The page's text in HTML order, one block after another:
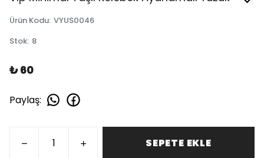
Ürün Kodu: VYUS0046
Stok: 8
₺ 60
Paylaş:
SEPETE EKLE